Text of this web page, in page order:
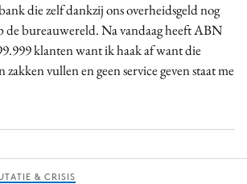
die zelf dankzij ons overheidsgeld nog
de bureauwereld. Na vandaag heeft ABN
klanten want ik haak af want die
vullen en geen service geven staat me
& CRISIS